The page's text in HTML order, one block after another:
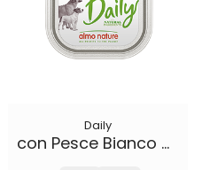
Daily
con Pesce Bianco e Riso